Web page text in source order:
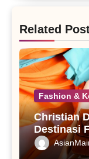
Related
Fashion &
Christian
Destinasi